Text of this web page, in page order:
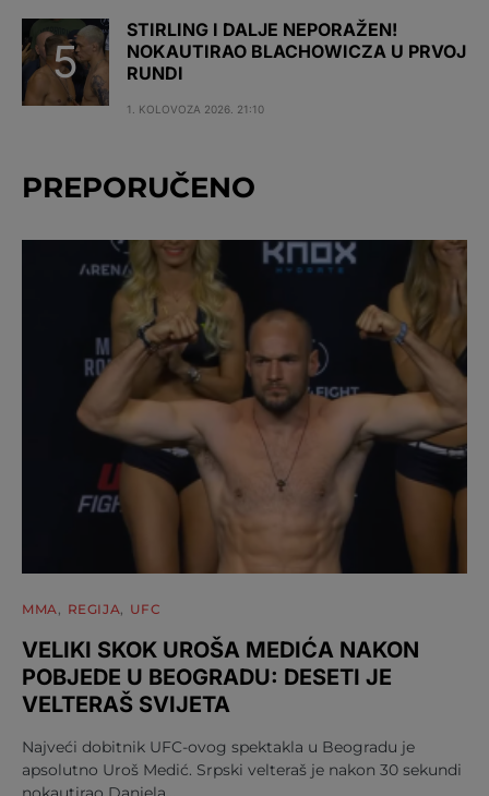
STIRLING I DALJE NEPORAŽEN!
NOKAUTIRAO BLACHOWICZA U PRVOJ
RUNDI
1. KOLOVOZA 2026. 21:10
PREPORUČENO
MMA REGIJA UFC
VELIKI SKOK UROŠA MEDIĆA NAKON
POBJEDE U BEOGRADU: DESETI JE
VELTERAŠ SVIJETA
Najveći dobitnik UFC-ovog spektakla u Beogradu je
apsolutno Uroš Medić. Srpski velteraš je nakon 30 sekundi